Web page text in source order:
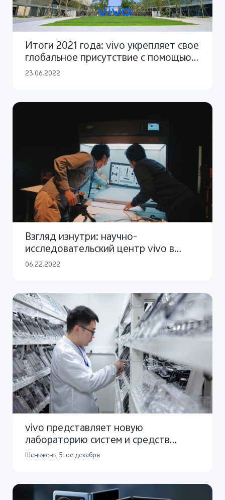
Итоги 2021 года: vivo укрепляет свое
глобальное присутствие с помощью
вдохновляющих инноваций и
23.06.2022
Взгляд изнутри: научно-
исследовательский центр vivo в
Токио
06.22.2022
vivo представляет новую
лабораторию систем и средств
связей в своей глобальной штаб-
Шеньжень, 5-ое декабря